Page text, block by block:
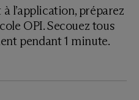
l’application, préparez
OPI. Secouez tous
pendant 1 minute.